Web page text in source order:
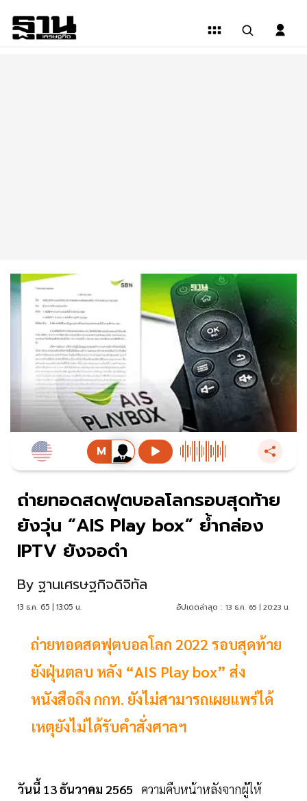
ถ่ายทอดสดฟุตบอลโลกรอบสุดท้าย
ยังวุ่น “AIS Play box” ย้ำกล่อง
IPTV ยังจอดำ
By ฐานเศรษฐกิจดิจิทัล
13 ธ.ค. 65 | 13:05 น. อัปเดตล่าสุด : 13 ธ.ค. 65 | 20:23 น.
ถ่ายทอดสดฟุตบอลโลก 2022 รอบสุดท้าย
ยังฝุ่นตลบ หลัง “AIS Play box” ส่ง
หนังสือถึง กกท. ยังไม่สามารถเผยแพร่ได้
เหตุยังไม่ได้รับคำสั่งศาลฯ
วันนี้ 13 ธันวาคม 2565 ความคืบหน้าหลังจากผู้ให้